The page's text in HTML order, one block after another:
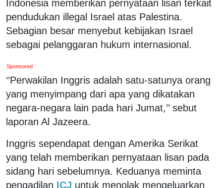
Indonesia memberikan pernyataan lisan terkait
pendudukan illegal Israel atas Palestina.
Sebagian besar menyebut kebijakan Israel
sebagai pelanggaran hukum internasional.
Sponsored
‘’Perwakilan Inggris adalah satu-satunya orang
yang menyimpang dari apa yang dikatakan
negara-negara lain pada hari Jumat,’’ sebut
laporan Al Jazeera.
Inggris sependapat dengan Amerika Serikat
yang telah memberikan pernyataan lisan pada
sidang hari sebelumnya. Keduanya meminta
pengadilan ICJ untuk menolak mengeluarkan